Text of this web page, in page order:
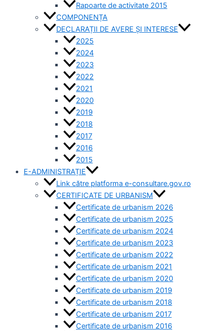
Rapoarte de activitate 2015
COMPONENȚA
DECLARAȚII DE AVERE ȘI INTERESE
2025
2024
2023
2022
2021
2020
2019
2018
2017
2016
2015
E-ADMINISTRAȚIE
Link către platforma e-consultare.gov.ro
CERTIFICATE DE URBANISM
Certificate de urbanism 2026
Certificate de urbanism 2025
Certificate de urbanism 2024
Certificate de urbanism 2023
Certificate de urbanism 2022
Certificate de urbanism 2021
Certificate de urbanism 2020
Certificate de urbanism 2019
Certificate de urbanism 2018
Certificate de urbanism 2017
Certificate de urbanism 2016